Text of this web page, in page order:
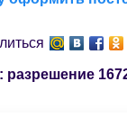
разрешение